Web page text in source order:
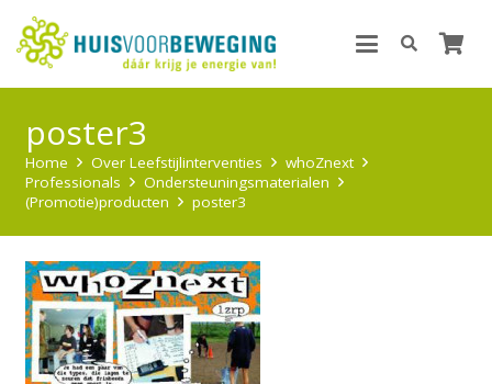
poster3
Home Over Leefstijlinterventies
whoZnext
Professionals
Ondersteuningsmaterialen
(Promotie)producten
poster3